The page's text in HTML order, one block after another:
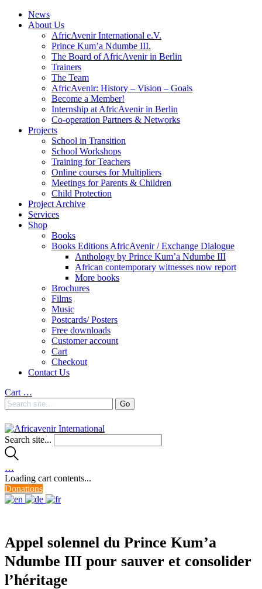
News
About Us
AfricAvenir International e.V.
Prince Kum’a Ndumbe III.
The Board of AfricAvenir in Berlin
Trainers
The Team
AfricAvenir: History – Vision – Goals
Become a Member!
Internship at AfricAvenir in Berlin
Co-operation Partners & Networks
Projects
School in Transition
School Workshops
Training for Teachers
Online courses for Multipliers
Meetings for Parents & Children
Child Protection
Project Archive
Services
Shop
Books
Books Editions AfricAvenir / Exchange Dialogue
Anthology by Prince Kum’a Ndumbe III
African contemporary witnesses now report
More books
Brochures
Films
Music
Postcards/ Posters
Free downloads
Customer account
Cart
Checkout
Contact Us
Cart …
Search site...
…
Loading cart contents...
Donations
Appel solennel du Prince Kum’a
Ndumbe III pour sauver et consolider
l’héritage